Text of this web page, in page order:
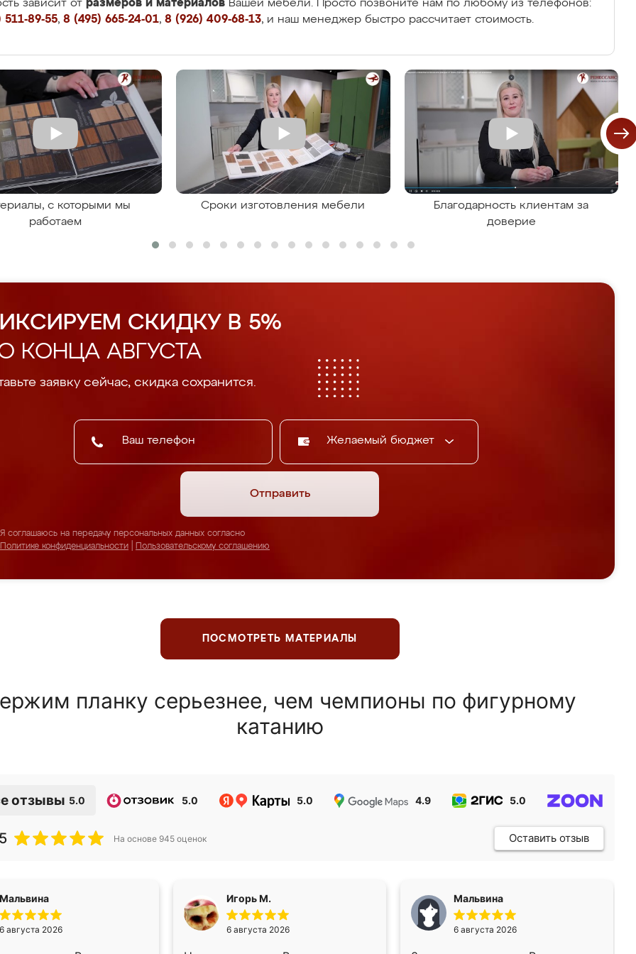
зависит от размеров и материалов Вашей мебели. Просто позвоните нам по любому из телефонов:
89-55, 8 (495) 665-24-01, 8 (926) 409-68-13, и наш менеджер быстро рассчитает стоимость.
с которыми мы
работаем
Сроки изготовления мебели
Благодарность клиентам за
доверие
СКИДКУ В 5%
КОНЦА АВГУСТА
заявку сейчас, скидка сохранится.
Желаемый бюджет
Отправить
Я соглашаюсь на передачу персональных данных согласно
Политике конфиденциальности
Пользовательскому соглашению
ПОСМОТРЕТЬ МАТЕРИАЛЫ
планку серьезнее, чем чемпионы по фигурному
катанию
отзывы 5.0 5.0 5.0 4.9 5.0
На основе 945 оценок Оставить отзыв
Мальвина
6 августа 2026
Игорь М.
6 августа 2026
Мальвина
6 августа 2026